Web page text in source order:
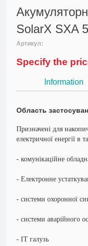
SolarX SXA
Артикул:
Specify the
Information
Область
Призначені для
електричної енергії в
- комунікаційне
- Електронне
- системи охоронної
- системи аварійного
- ІТ галузь